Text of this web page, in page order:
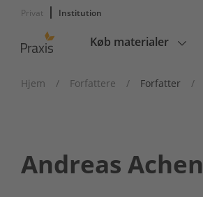
Privat Institution
Main
Køb materialer
Hjem / Forfattere / Forfatter /
Andreas Achen